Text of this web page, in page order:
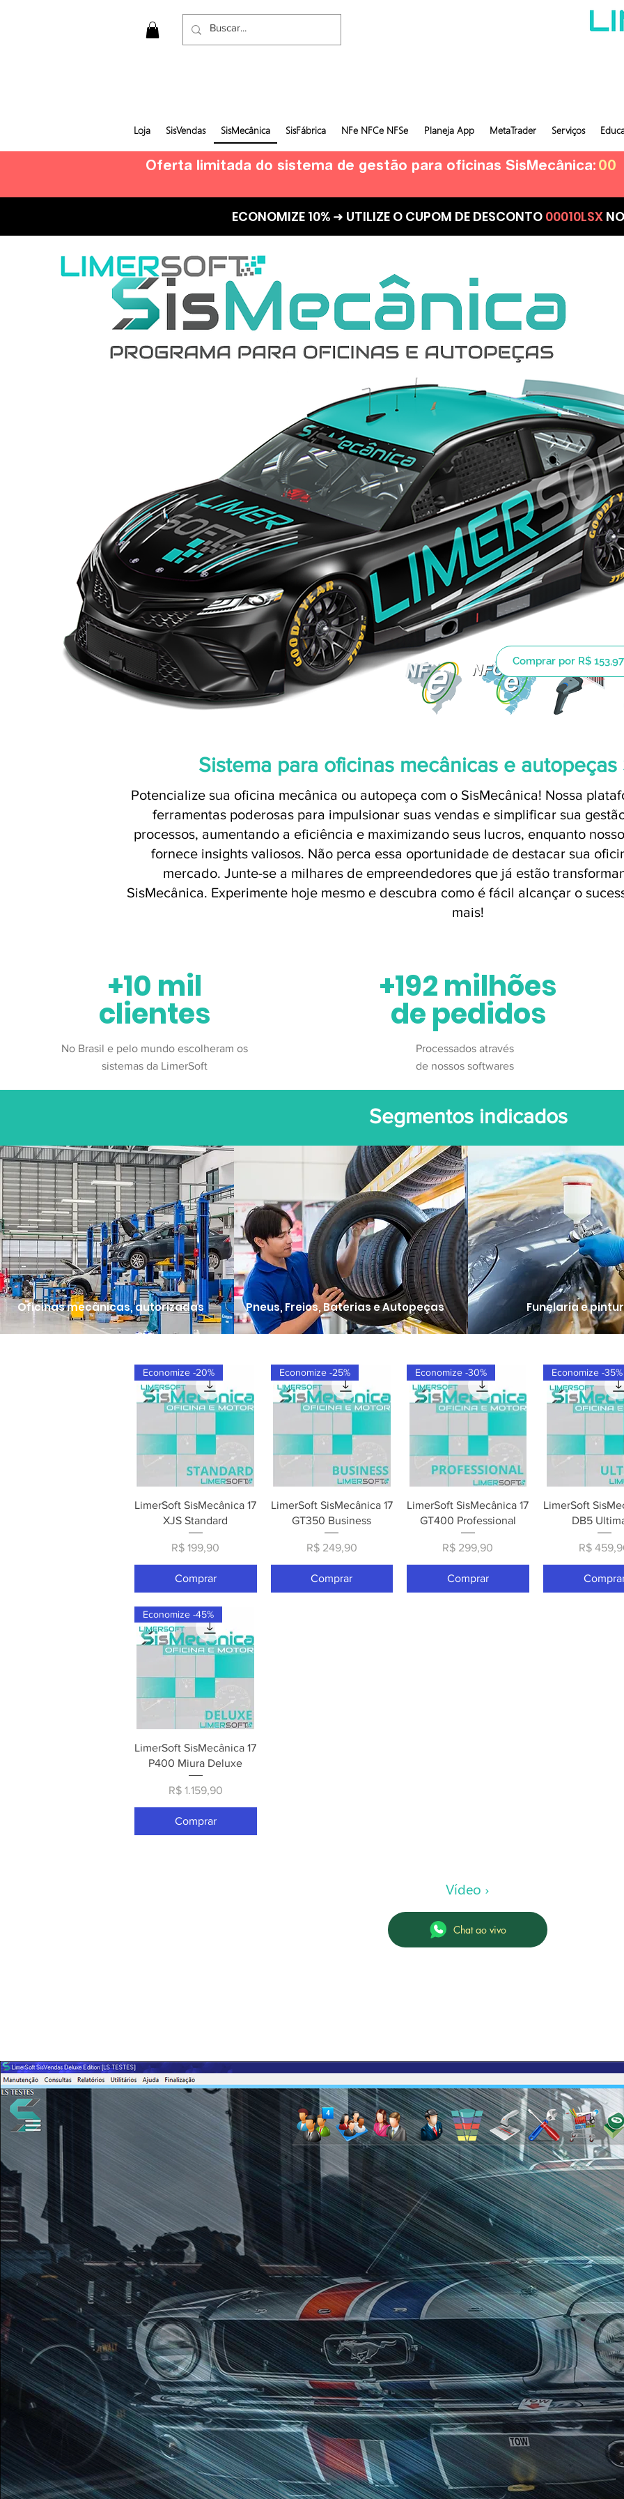
Loja SisVendas SisMecânica SisFábrica NFe NFCe NFSe Planeja App MetaTrader Serviços
Oferta limitada do sistema de gestão para oficinas SisMecânica: 00
ECONOMIZE 10% ➜ UTILIZE O CUPOM DE DESCONTO 00010LSX
Comprar por R$
Sistema para oficinas mecânicas e autopeças
Potencialize sua oficina mecânica ou autopeça com o SisMecânica! Nossa
ferramentas poderosas para impulsionar suas vendas e simplificar sua
processos, aumentando a eficiência e maximizando seus lucros, enquanto
fornece insights valiosos. Não perca essa oportunidade de destacar sua
mercado. Junte-se a milhares de empreendedores que já estão
SisMecânica. Experimente hoje mesmo e descubra como é fácil alcançar o
mais!
Segmentos indicados
+10 mil
clientes
No Brasil e pelo mundo escolheram os
sistemas da LimerSoft
+192 milhões
de pedidos
Processados através
de nossos softwares
Oficinas mecânicas, autorizadas Pneus, Freios, Baterias e Autopeças Funelaria e
Visualização rápida
Economize -20%
LimerSoft SisMecânica 17
XJS Standard
Preço
R$ 199,90
Comprar
Visualização rápida
Economize -25%
LimerSoft SisMecânica 17
GT350 Business
Preço
R$ 249,90
Comprar
Visualização rápida
Economize -30%
LimerSoft SisMecânica 17
GT400 Professional
Preço
R$ 299,90
Comprar
Visualização
Economize -35%
LimerSoft
DB5
Preço
R$
Visualização rápida
Economize -45%
LimerSoft SisMecânica 17
P400 Miura Deluxe
Preço
R$ 1.159,90
Comprar
Vídeo ›
Chat ao vivo